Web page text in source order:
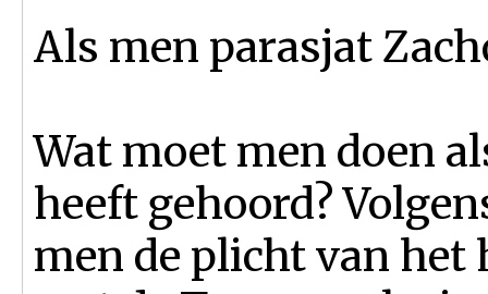
Als men parasjat
Wat moet men doen
heeft gehoord?
men de plicht van